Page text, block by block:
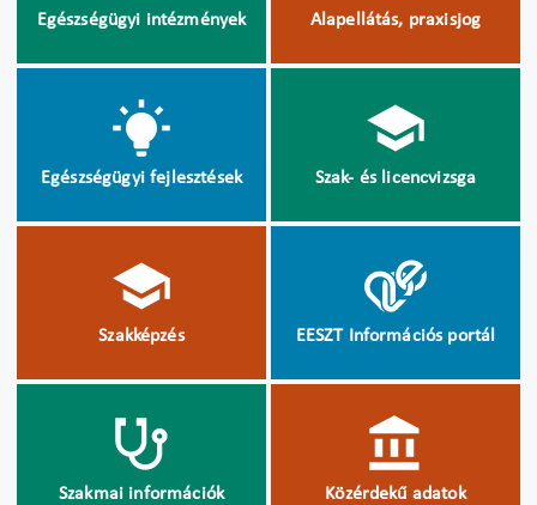
Egészségügyi intézmények Alapellátás, praxisjog
Egészségügyi fejlesztések Szak- és licencvizsga
Szakképzés EESZT Információs portál
Szakmai információk Közérdekű adatok